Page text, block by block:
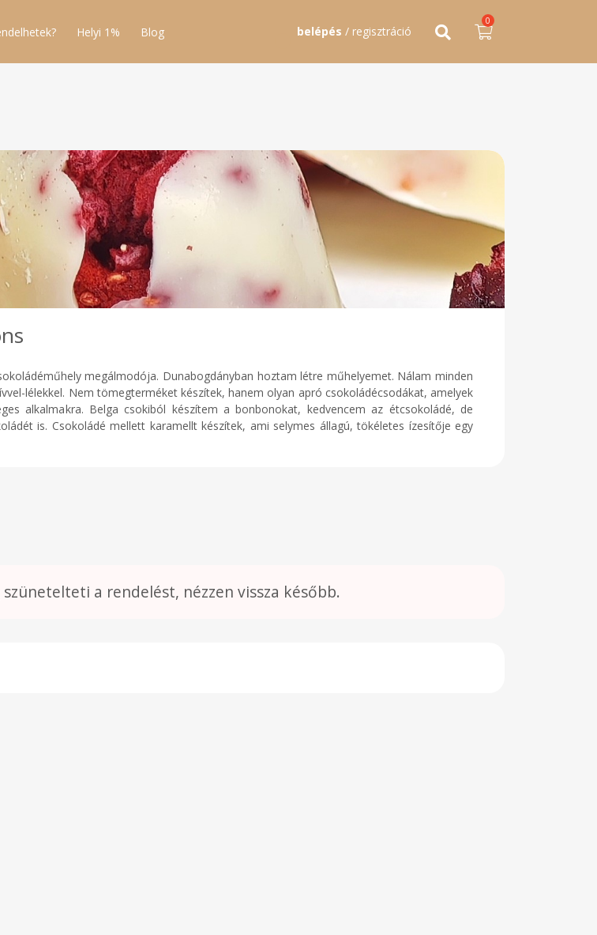
Helyi 1% Blog belépés / regisztráció
0
megálmodója. Dunabogdányban hoztam létre műhelyemet. Nálam minden
lélekkel. Nem tömegterméket készítek, hanem olyan apró csokoládécsodákat, amelyek
alkalmakra. Belga csokiból készítem a bonbonokat, kedvencem az étcsokoládé, de
is. Csokoládé mellett karamellt készítek, ami selymes állagú, tökéletes ízesítője egy
a rendelést, nézzen vissza később.